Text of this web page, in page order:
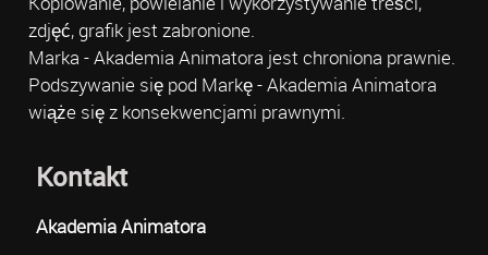
zdjęć, grafik jest zabronione.
Marka - Akademia Animatora jest chroniona prawnie.
Podszywanie się pod Markę - Akademia Animatora
wiąże się z konsekwencjami prawnymi.
Kontakt
Akademia Animatora